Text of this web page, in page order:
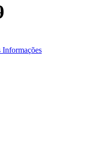
Informações